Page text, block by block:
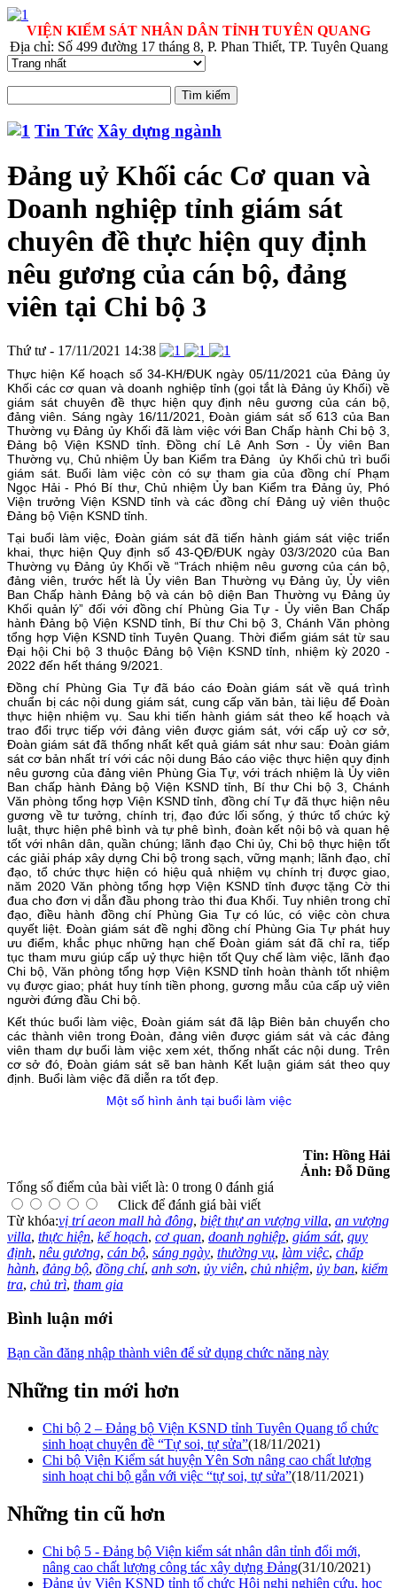
VIỆN KIỂM SÁT NHÂN DÂN TỈNH TUYÊN QUANG
Địa chỉ: Số 499 đường 17 tháng 8, P. Phan Thiết, TP. Tuyên Quang
Tin Tức Xây dựng ngành
Đảng uỷ Khối các Cơ quan và
Doanh nghiệp tỉnh giám sát
chuyên đề thực hiện quy định
nêu gương của cán bộ, đảng
viên tại Chi bộ 3
Thứ tư - 17/11/2021 14:38
Thực hiện Kế hoạch số 34-KH/ĐUK ngày 05/11/2021 của Đảng ủy
Khối các cơ quan và doanh nghiệp tỉnh (gọi tắt là Đảng ủy Khối) về
giám sát chuyên đề thực hiện quy định nêu gương của cán bộ,
đảng viên. Sáng ngày 16/11/2021, Đoàn giám sát số 613 của Ban
Thường vụ Đảng ủy Khối đã làm việc với Ban Chấp hành Chi bộ 3,
Đảng bộ Viện KSND tỉnh. Đồng chí Lê Anh Sơn - Ủy viên Ban
Thường vụ, Chủ nhiệm Ủy ban Kiểm tra Đảng ủy Khối chủ trì buổi
giám sát. Buổi làm việc còn có sự tham gia của đồng chí Phạm
Ngọc Hải - Phó Bí thư, Chủ nhiệm Ủy ban Kiểm tra Đảng ủy, Phó
Viện trưởng Viện KSND tỉnh và các đồng chí Đảng uỷ viên thuộc
Đảng bộ Viện KSND tỉnh.
Tại buổi làm việc, Đoàn giám sát đã tiến hành giám sát việc triển
khai, thực hiện Quy định số 43-QĐ/ĐUK ngày 03/3/2020 của Ban
Thường vụ Đảng ủy Khối về “Trách nhiệm nêu gương của cán bộ,
đảng viên, trước hết là Ủy viên Ban Thường vụ Đảng ủy, Ủy viên
Ban Chấp hành Đảng bộ và cán bộ diện Ban Thường vụ Đảng ủy
Khối quản lý” đối với đồng chí Phùng Gia Tự - Ủy viên Ban Chấp
hành Đảng bộ Viện KSND tỉnh, Bí thư Chi bộ 3, Chánh Văn phòng
tổng hợp Viện KSND tỉnh Tuyên Quang. Thời điểm giám sát từ sau
Đại hội Chi bộ 3 thuộc Đảng bộ Viện KSND tỉnh, nhiệm kỳ 2020 -
2022 đến hết tháng 9/2021.
Đồng chí Phùng Gia Tự đã báo cáo Đoàn giám sát về quá trình
chuẩn bị các nội dung giám sát, cung cấp văn bản, tài liệu để Đoàn
thực hiện nhiệm vụ. Sau khi tiến hành giám sát theo kế hoạch và
trao đổi trực tiếp với đảng viên được giám sát, với cấp uỷ cơ sở,
Đoàn giám sát đã thống nhất kết quả giám sát như sau: Đoàn giám
sát cơ bản nhất trí với các nội dung Báo cáo việc thực hiện quy định
nêu gương của đảng viên Phùng Gia Tự, với trách nhiệm là Ủy viên
Ban chấp hành Đảng bộ Viện KSND tỉnh, Bí thư Chi bộ 3, Chánh
Văn phòng tổng hợp Viện KSND tỉnh, đồng chí Tự đã thực hiện nêu
gương về tư tưởng, chính trị, đạo đức lối sống, ý thức tổ chức kỷ
luật, thực hiện phê bình và tự phê bình, đoàn kết nội bộ và quan hệ
tốt với nhân dân, quần chúng; lãnh đạo Chi ủy, Chi bộ thực hiện tốt
các giải pháp xây dựng Chi bộ trong sạch, vững mạnh; lãnh đạo, chỉ
đạo, tổ chức thực hiện có hiệu quả nhiệm vụ chính trị được giao,
năm 2020 Văn phòng tổng hợp Viện KSND tỉnh được tặng Cờ thi
đua cho đơn vị dẫn đầu phong trào thi đua Khối. Tuy nhiên trong chỉ
đạo, điều hành đồng chí Phùng Gia Tự có lúc, có việc còn chưa
quyết liệt. Đoàn giám sát đề nghị đồng chí Phùng Gia Tự phát huy
ưu điểm, khắc phục những hạn chế Đoàn giám sát đã chỉ ra, tiếp
tục tham mưu giúp cấp uỷ thực hiện tốt Quy chế làm việc, lãnh đạo
Chi bộ, Văn phòng tổng hợp Viện KSND tỉnh hoàn thành tốt nhiệm
vụ được giao; phát huy tính tiền phong, gương mẫu của cấp uỷ viên
người đứng đầu Chi bộ.
Kết thúc buổi làm việc, Đoàn giám sát đã lập Biên bản chuyển cho
các thành viên trong Đoàn, đảng viên được giám sát và các đảng
viên tham dự buổi làm việc xem xét, thống nhất các nội dung. Trên
cơ sở đó, Đoàn giám sát sẽ ban hành Kết luận giám sát theo quy
định. Buổi làm việc đã diễn ra tốt đẹp.
Một số hình ảnh tại buổi làm việc
Tin: Hồng Hải
Ảnh: Đỗ Dũng
Tổng số điểm của bài viết là: 0 trong 0 đánh giá
Click để đánh giá bài viết
Từ khóa:vị trí aeon mall hà đông, biệt thự an vượng villa, an vượng
villa, thực hiện, kế hoạch, cơ quan, doanh nghiệp, giám sát, quy
định, nêu gương, cán bộ, sáng ngày, thường vụ, làm việc, chấp
hành, đảng bộ, đồng chí, anh sơn, ủy viên, chủ nhiệm, ủy ban, kiểm
tra, chủ trì, tham gia
Bình luận mới
Bạn cần đăng nhập thành viên để sử dụng chức năng này
Những tin mới hơn
Chi bộ 2 – Đảng bộ Viện KSND tỉnh Tuyên Quang tổ chức
sinh hoạt chuyên đề “Tự soi, tự sửa”(18/11/2021)
Chi bộ Viện Kiểm sát huyện Yên Sơn nâng cao chất lượng
sinh hoạt chi bộ gắn với việc “tự soi, tự sửa”(18/11/2021)
Những tin cũ hơn
Chi bộ 5 - Đảng bộ Viện kiểm sát nhân dân tỉnh đổi mới,
nâng cao chất lượng công tác xây dựng Đảng(31/10/2021)
Đảng ủy Viện KSND tỉnh tổ chức Hội nghị nghiên cứu, học